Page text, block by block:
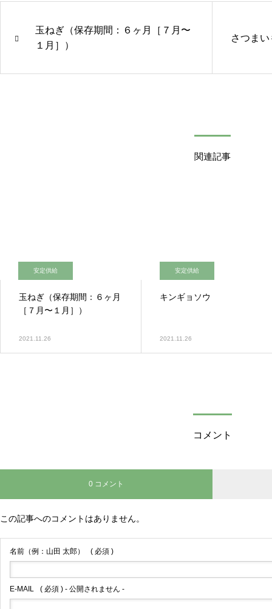
玉ねぎ（保存期間：６ヶ月［７月〜
１月］）
さつまい
関連記事
安定供給
玉ねぎ（保存期間：６ヶ月
［７月〜１月］）
2021.11.26
安定供給
キンギョソウ
2021.11.26
コメント
0 コメント
この記事へのコメントはありません。
名前（例：山田 太郎） ( 必須 )
E-MAIL ( 必須 ) - 公開されません -